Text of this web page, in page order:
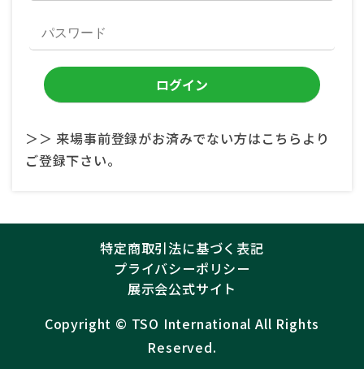
＞＞ 来場事前登録がお済みでない方はこちらより
ご登録下さい。
特定商取引法に基づく表記
プライバシーポリシー
展示会公式サイト
Copyright ©︎ TSO International All Rights
Reserved.